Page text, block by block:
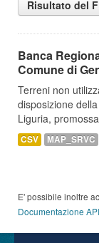
Risultato del
Banca
Comune di
Terreni non
disposizione
Liguria,
CSV MAP_SRVC
E' possibile inoltre
Documentazione API